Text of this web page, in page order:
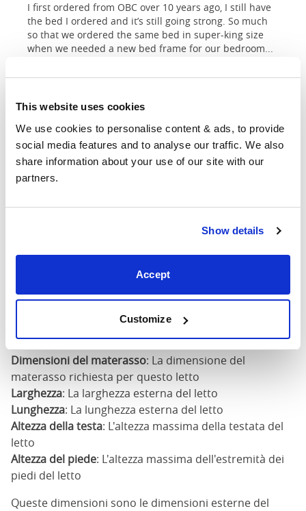
This website uses cookies
We use cookies to personalise content & ads, to provide
social media features and to analyse our traffic. We also
share information about your use of our site with our
partners.
Show details
Accept
Customize
I first ordered from OBC over 10 years ago, I still have
the bed I ordered and it’s still going strong. So much
so that we ordered the same bed in super-king size
when we needed a new bed frame for our bedroom...
Read full review
personalizzazioni
Dimensione Larghezza Lunghezza
73"
Dimensioni del materasso: La dimensione del
materasso richiesta per questo letto
Larghezza: La larghezza esterna del letto
Lunghezza: La lunghezza esterna del letto
Altezza della testa: L'altezza massima della testata del
letto
Altezza del piede: L'altezza massima dell'estremità dei
piedi del letto
Queste dimensioni sono le dimensioni esterne del